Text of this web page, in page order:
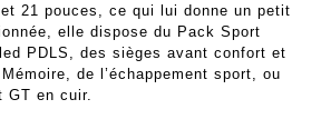
21 pouces, ce qui lui donne un petit
elle dispose du Pack Sport
PDLS, des sièges avant confort et
de l’échappement sport, ou
GT en cuir.